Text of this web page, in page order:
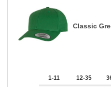
Classic
1-11 12-35